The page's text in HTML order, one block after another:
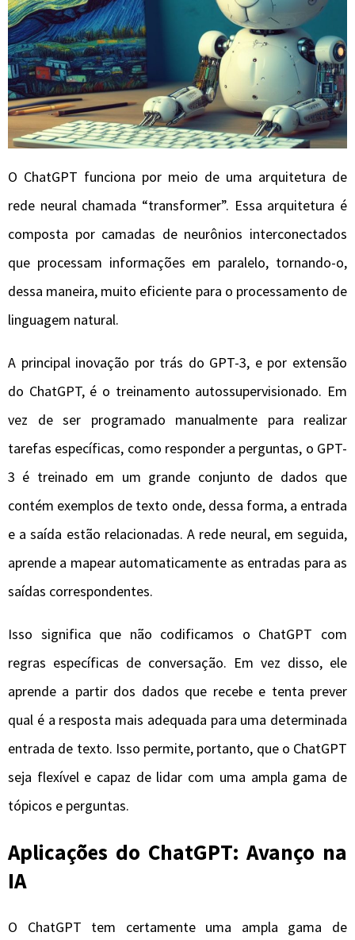
O ChatGPT funciona por meio de uma arquitetura de
rede neural chamada “transformer”. Essa arquitetura é
composta por camadas de neurônios interconectados
que processam informações em paralelo, tornando-o,
dessa maneira, muito eficiente para o processamento de
linguagem natural.
A principal inovação por trás do GPT-3, e por extensão
do ChatGPT, é o treinamento autossupervisionado. Em
vez de ser programado manualmente para realizar
tarefas específicas, como responder a perguntas, o GPT-
3 é treinado em um grande conjunto de dados que
contém exemplos de texto onde, dessa forma, a entrada
e a saída estão relacionadas. A rede neural, em seguida,
aprende a mapear automaticamente as entradas para as
saídas correspondentes.
Isso significa que não codificamos o ChatGPT com
regras específicas de conversação. Em vez disso, ele
aprende a partir dos dados que recebe e tenta prever
qual é a resposta mais adequada para uma determinada
entrada de texto. Isso permite, portanto, que o ChatGPT
seja flexível e capaz de lidar com uma ampla gama de
tópicos e perguntas.
Aplicações do ChatGPT: Avanço na
IA
O ChatGPT tem certamente uma ampla gama de